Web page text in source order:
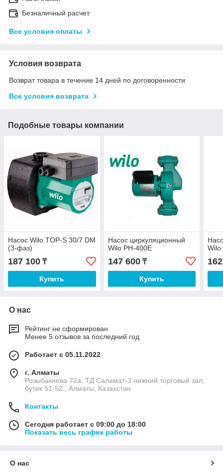
Безналичный расчет
Все условия оплаты
Условия возврата
Возврат товара в течение 14 дней по договоренности
Все условия возврата
Подобные товары компании
Насос Wilo TOP-S 30/7 DM
(3-фаз)
187 100 ₸
Купить
Насос циркуляционный
Wilo PH-400E
147 600₸
Купить
Wilo
О нас
Рейтинг не сформирован
Менее 5 отзывов за последний год
Работает с 05.11.2022
г. Алматы
Розыбакиева 72а, ТД Саламат-3 нижний торговый зал,
бутик 51-52., Алматы, Казахстан
Контакты
Сегодня работает с 09:00 до 18:00
Показать весь график работы
О нас